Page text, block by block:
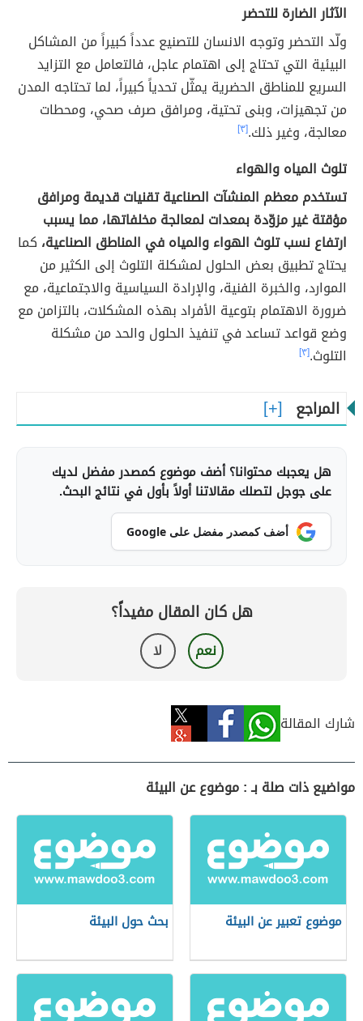
الآثار الضارة للتحضر
ولّد التحضر وتوجه الانسان للتصنيع عدداً كبيراً من المشاكل
البيئية التي تحتاج إلى اهتمام عاجل، فالتعامل مع التزايد
السريع للمناطق الحضرية يمثّل تحدياً كبيراً، لما تحتاجه المدن
من تجهيزات، وبنى تحتية، ومرافق صرف صحي، ومحطات
معالجة، وغير ذلك.[٣]
تلوث المياه والهواء
تستخدم معظم المنشآت الصناعية تقنيات قديمة ومرافق
مؤقتة غير مزوّدة بمعدات لمعالجة مخلفاتها، مما يسبب
ارتفاع نسب تلوث الهواء والمياه في المناطق الصناعية، كما
يحتاج تطبيق بعض الحلول لمشكلة التلوث إلى الكثير من
الموارد، والخبرة الفنية، والإرادة السياسية والاجتماعية، مع
ضرورة الاهتمام بتوعية الأفراد بهذه المشكلات، بالتزامن مع
وضع قواعد تساعد في تنفيذ الحلول والحد من مشكلة
التلوث.[٣]
المراجع
هل يعجبك محتوانا؟ أضف موضوع كمصدر مفضل لديك
على جوجل لتصلك مقالاتنا أولاً بأول في نتائج البحث.
أضف كمصدر مفضل على Google
هل كان المقال مفيداً؟
نعم لا
شارك المقالة
مواضيع ذات صلة بـ : موضوع عن البيئة
موضوع تعبير عن البيئة بحث حول البيئة